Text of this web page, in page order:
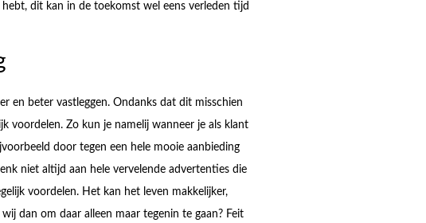
dit kan in de toekomst wel eens verleden tijd
en beter vastleggen. Ondanks dat dit misschien
voordelen. Zo kun je namelij wanneer je als klant
door tegen een hele mooie aanbieding
niet altijd aan hele vervelende advertenties die
voordelen. Het kan het leven makkelijker,
dan om daar alleen maar tegenin te gaan? Feit